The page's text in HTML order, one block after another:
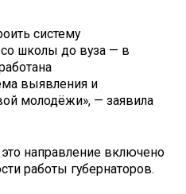
систему
школы до вуза — в
выявления и
молодёжи», — заявила
направление включено
работы губернаторов.